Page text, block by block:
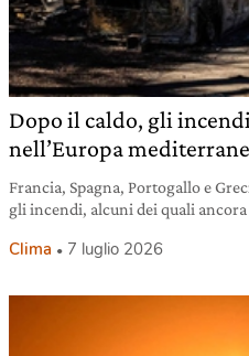
Dopo il caldo, gli
nell’Europa
Francia, Spagna, Portogallo e
gli incendi, alcuni dei quali
Clima 7 luglio 2026